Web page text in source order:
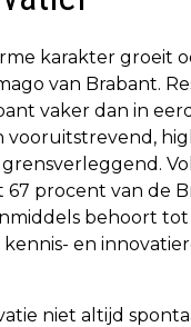
karakter groeit
van Brabant.
vaker dan in
vooruitstrevend,
procent van de
behoort tot
en
niet altijd